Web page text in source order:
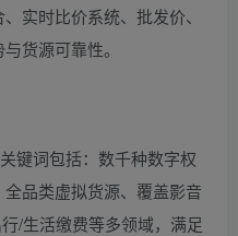
实时比价系统、批发价、
货源可靠性。
键词包括：数千种数字权
品类虚拟货源、覆盖影音
/生活缴费等多领域，满足